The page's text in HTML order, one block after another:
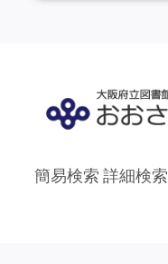
簡易検索 詳細検索